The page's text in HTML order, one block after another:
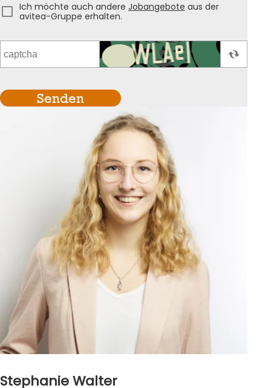
Stephanie Walter
Ich möchte auch andere Jobangebote aus der
avitea-Gruppe erhalten.
Senden